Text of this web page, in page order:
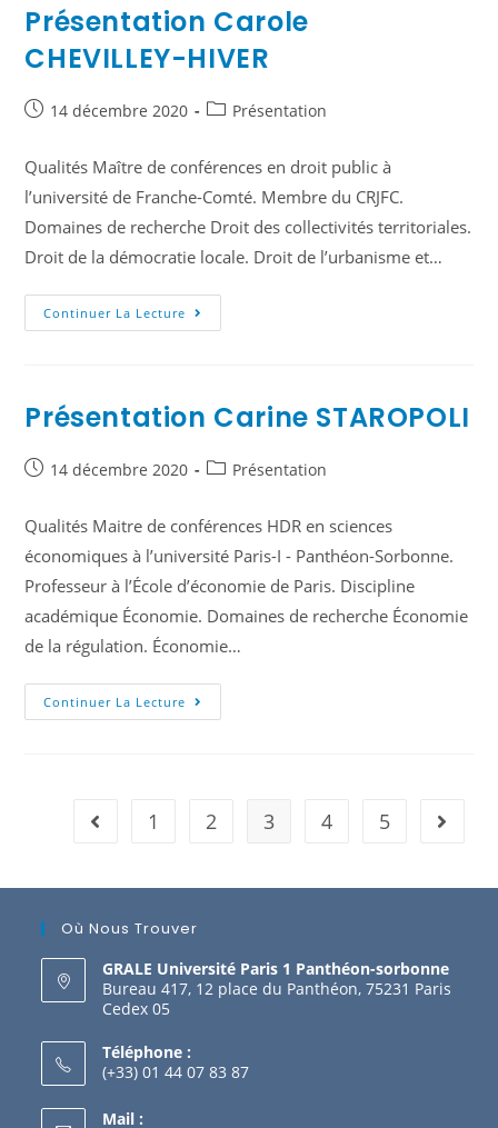
Présentation Carole
CHEVILLEY-HIVER
14 décembre 2020 Présentation
Qualités Maître de conférences en droit public à
l’université de Franche-Comté. Membre du CRJFC.
Domaines de recherche Droit des collectivités territoriales.
Droit de la démocratie locale. Droit de l’urbanisme et…
Continuer La Lecture
Présentation Carine STAROPOLI
14 décembre 2020 Présentation
Qualités Maitre de conférences HDR en sciences
économiques à l’université Paris-I - Panthéon-Sorbonne.
Professeur à l’École d’économie de Paris. Discipline
académique Économie. Domaines de recherche Économie
de la régulation. Économie…
Continuer La Lecture
1 2 3 4 5
Où Nous Trouver
GRALE Université Paris 1 Panthéon-sorbonne
Bureau 417, 12 place du Panthéon, 75231 Paris
Cedex 05
Téléphone :
(+33) 01 44 07 83 87
Mail :